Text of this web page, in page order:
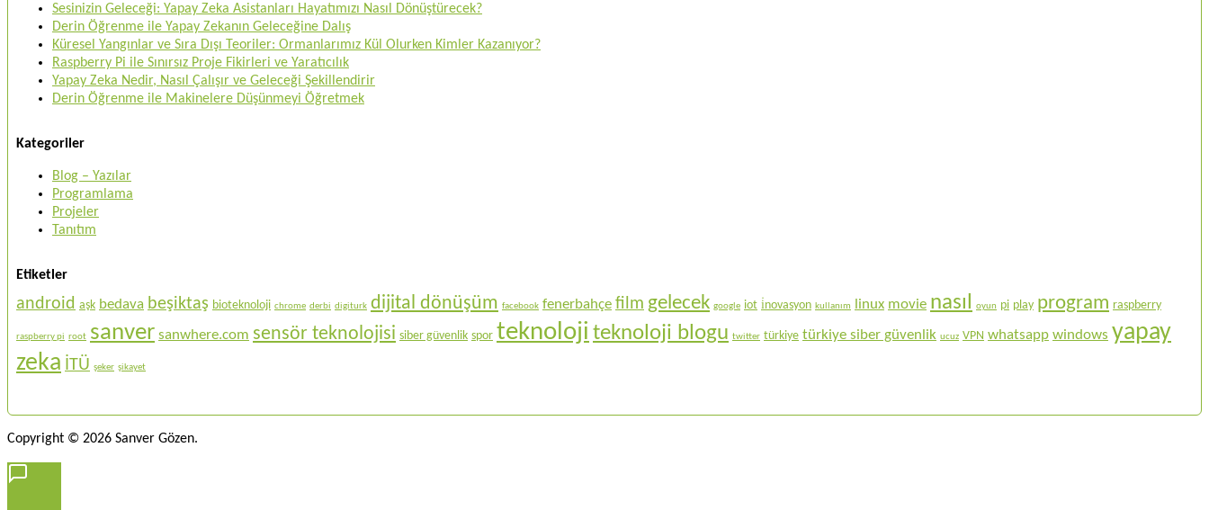
Sesinizin Geleceği: Yapay Zeka Asistanları Hayatımızı Nasıl Dönüştürecek?
Derin Öğrenme ile Yapay Zekanın Geleceğine Dalış
Küresel Yangınlar ve Sıra Dışı Teoriler: Ormanlarımız Kül Olurken Kimler Kazanıyor?
Raspberry Pi ile Sınırsız Proje Fikirleri ve Yaratıcılık
Yapay Zeka Nedir, Nasıl Çalışır ve Geleceği Şekillendirir
Derin Öğrenme ile Makinelere Düşünmeyi Öğretmek
Kategoriler
Blog – Yazılar
Programlama
Projeler
Tanıtım
Etiketler
android aşk bedava beşiktaş bioteknoloji chrome derbi digiturk dijital dönüşüm facebook fenerbahçe film gelecek google iot i̇novasyon kullanım linux movie nasıl oyun pi play program raspberry
raspberry pi root sanver sanwhere.com sensör teknolojisi siber güvenlik spor teknoloji teknoloji blogu twitter türkiye türkiye siber güvenlik ucuz VPN whatsapp windows yapay
zeka İTÜ şeker şikayet
Copyright © 2026 Sanver Gözen.